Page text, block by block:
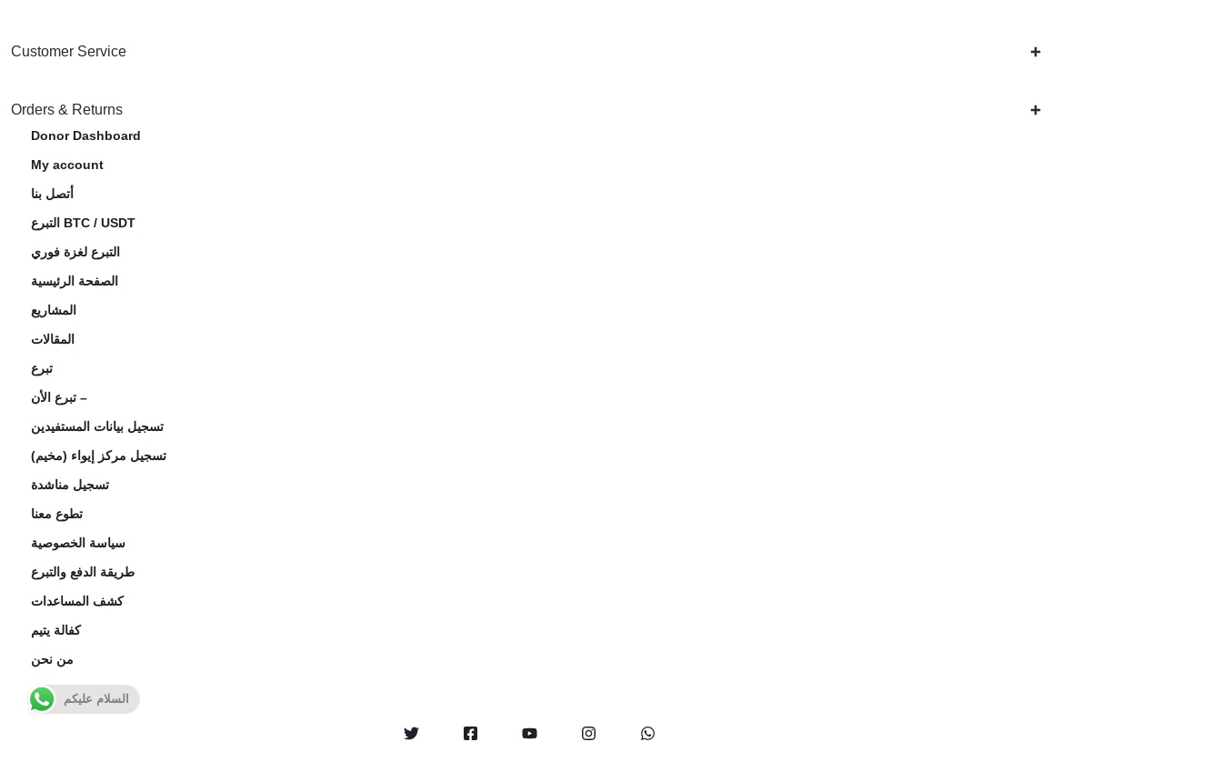
Customer Service
Orders & Returns
Donor Dashboard
My account
أتصل بنا
التبرع BTC / USDT
التبرع لغزة فوري
الصفحة الرئيسية
المشاريع
المقالات
تبرع
تبرع الأن –
تسجيل بيانات المستفيدين
تسجيل مركز إيواء (مخيم)
تسجيل مناشدة
تطوع معنا
سياسة الخصوصية
طريقة الدفع والتبرع
كشف المساعدات
كفالة يتيم
من نحن
السلام عليكم